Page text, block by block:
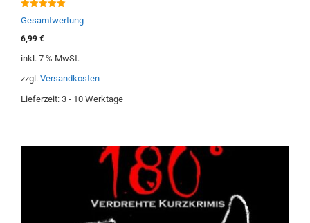
von 5
Gesamtwertung
6,99 €
inkl. 7 % MwSt.
zzgl. Versandkosten
Lieferzeit: 3 - 10 Werktage